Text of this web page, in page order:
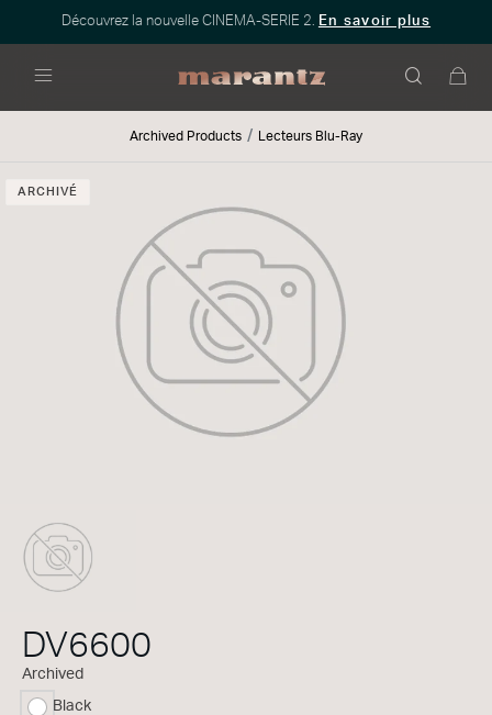
Découvrez la nouvelle CINEMA-SERIE 2. En savoir plus
Archived Products Lecteurs Blu-Ray
ARCHIVÉ
DV6600
Archived
Black